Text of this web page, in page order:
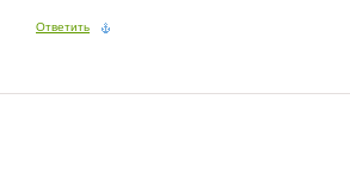
Ответить